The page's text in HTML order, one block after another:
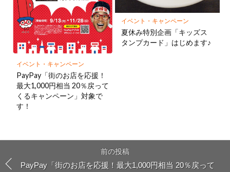
イベント・キャンペーン
PayPay「街のお店を応援！
最大1,000円相当 20％戻って
くるキャンペーン」対象で
す！
イベント・キャンペーン
夏休み特別企画「キッズス
タンプカード」はじめます♪
前の投稿
PayPay「街のお店を応援！最大1,000円相当 20％戻って